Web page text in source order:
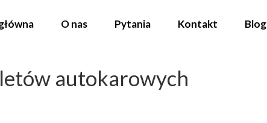
autokarowych
O nas Pytania Kontakt Blog